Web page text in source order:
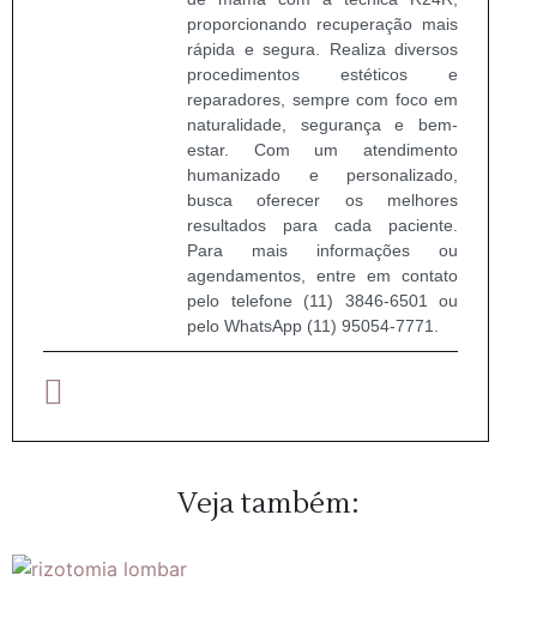
proporcionando recuperação mais
rápida e segura. Realiza diversos
procedimentos estéticos e
reparadores, sempre com foco em
naturalidade, segurança e bem-
estar. Com um atendimento
humanizado e personalizado,
busca oferecer os melhores
resultados para cada paciente.
Para mais informações ou
agendamentos, entre em contato
pelo telefone (11) 3846-6501 ou
pelo WhatsApp (11) 95054-7771.
Veja também: